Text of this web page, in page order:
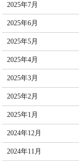
2025年7月
2025年6月
2025年5月
2025年4月
2025年3月
2025年2月
2025年1月
2024年12月
2024年11月